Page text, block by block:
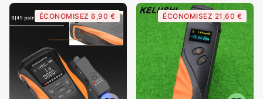
Gpon fibre réseau
routeur
couperet à Fiber
optique
ÉCONOMISEZ 6,90 € ÉCONOMISEZ 21,60 €